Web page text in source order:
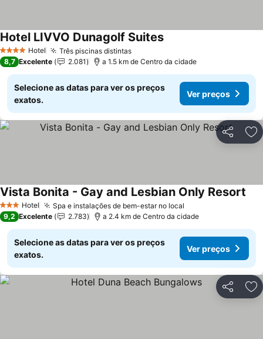
4 EstrelasHotel Três piscinas distintasVer preços
Hotel LIVVO Dunagolf SuitesVer preços
8,7 Excelente 2.081 a 1.5 km de Centro da cidade
Selecione as datas para ver os preços
exatos.
Ver preços
Partilhar
3 EstrelasHotel Spa e instalações de bem-estar no local
Vista Bonita - Gay and Lesbian Only Resort
9,2 Excelente 2.783 a 2.4 km de Centro da cidade
Selecione as datas para ver os preços
exatos.
Ver preços
Partilhar